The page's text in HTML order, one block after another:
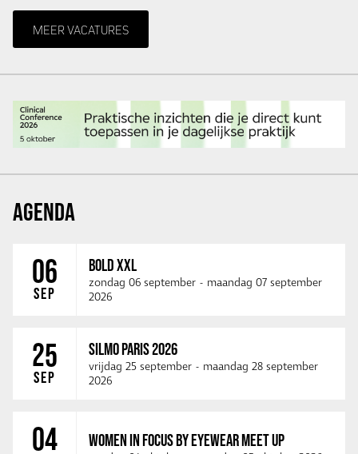
MEER VACATURES
AGENDA
06
SEP
BOLD XXL
zondag 06 september - maandag 07 september
2026
25
SEP
SILMO PARIS 2026
vrijdag 25 september - maandag 28 september
2026
04 WOMEN IN FOCUS BY EYEWEAR MEET UP